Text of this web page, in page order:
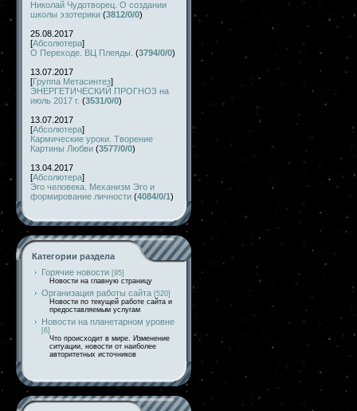
Николай Чудотворец. О создании
школы эзотерики (3812/0/0)
25.08.2017
[Абсолютера]
О Переходе. ВЦ Плеяды. (3794/0/0)
13.07.2017
[Группа Метасинтез]
ЭНЕРГЕТИЧЕСКИЙ ПРОГНОЗ на
июль 2017 г. (3531/0/0)
13.07.2017
[Абсолютера]
Кармические уроки. Творение
Картины Любви (3577/0/0)
13.04.2017
[Абсолютера]
Эго человека. Механизм Эго и
формирование личности (4084/0/1)
Категории раздела
Горячие новости [95]
Новости на главную страницу
Организация работы сайта [520]
Новости по текущей работе сайта и
предоставляемым услугам
Новости на планетарном уровне
[6]
Что происходит в мире. Изменение
ситуации, новости от наиболее
авторитетных источников